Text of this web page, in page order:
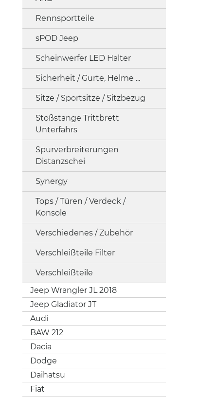
Rennsportteile
sPOD Jeep
Scheinwerfer LED Halter
Sicherheit / Gurte, Helme ...
Sitze / Sportsitze / Sitzbezug
Stoßstange Trittbrett
Unterfahrs
Spurverbreiterungen
Distanzschei
Synergy
Tops / Türen / Verdeck /
Konsole
Verschiedenes / Zubehör
Verschleißteile Filter
Verschleißteile
Jeep Wrangler JL 2018
Jeep Gladiator JT
Audi
BAW 212
Dacia
Dodge
Daihatsu
Fiat